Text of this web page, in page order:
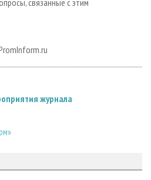
связанные с этим
журнала